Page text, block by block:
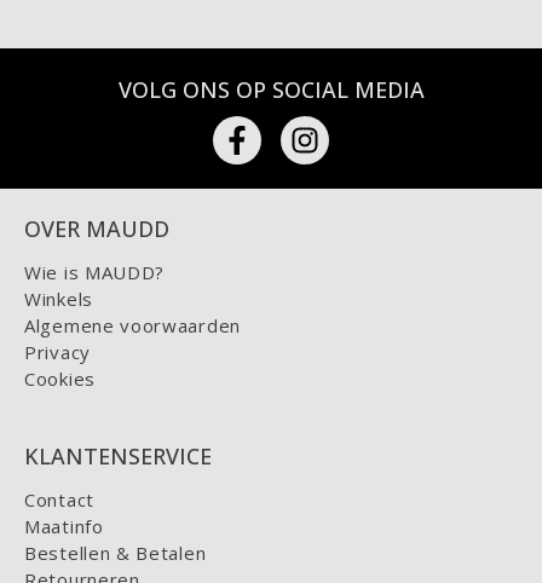
VOLG ONS OP SOCIAL MEDIA
OVER MAUDD
Wie is MAUDD?
Winkels
Algemene voorwaarden
Privacy
Cookies
KLANTENSERVICE
Contact
Maatinfo
Bestellen & Betalen